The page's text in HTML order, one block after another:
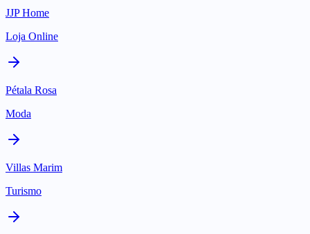
JJP Home
Loja Online
Pétala Rosa
Moda
Villas Marim
Turismo